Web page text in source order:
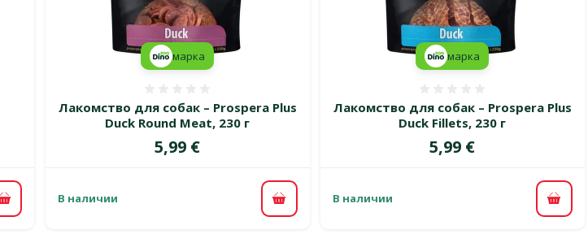
В корзину
Лакомство для собак – Prospera Plus
Duck Round Meat, 230 г
Цена
5,99 €
марка
В наличии В корзину
Лакомство для собак – Prospera Plus
Duck Fillets, 230 г
Цена
5,99 €
марка
В наличии В